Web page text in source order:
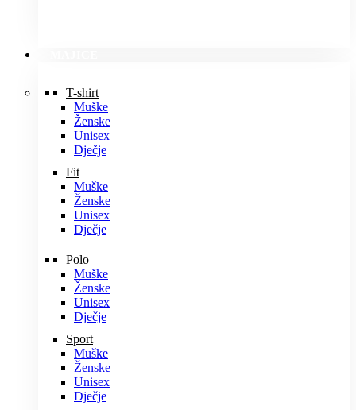
T-shirt
Muške
Ženske
Unisex
Dječje
Fit
Muške
Ženske
Unisex
Dječje
Polo
Muške
Ženske
Unisex
Dječje
Sport
Muške
Ženske
Unisex
Dječje